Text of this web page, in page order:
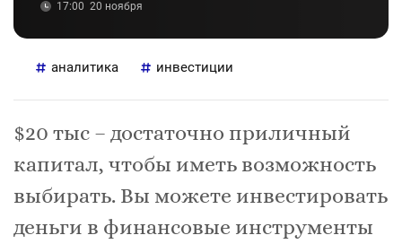
17:00 20 ноября
аналитика инвестиции
$20 тыс – достаточно приличный
капитал, чтобы иметь возможность
выбирать. Вы можете инвестировать
деньги в финансовые инструменты